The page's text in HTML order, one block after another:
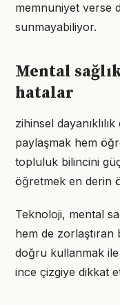
memnuniyet verse
sunmayabiliyor.
Mental
hatalar
zihinsel
paylaşmak hem
topluluk bilincini
öğretmek en derin
Teknoloji, mental
hem de
doğru kullanmak ile
ince çizgiye dikkat